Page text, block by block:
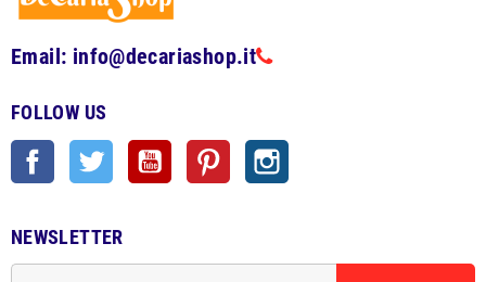
Email: info@decariashop.it
FOLLOW US
Facebook Twitter YouTube Pinterest
NEWSLETTER